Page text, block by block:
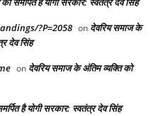
?P=2058 on देवरिय समाज के
देव सिंह
on देवरिय समाज के अंतिम व्यक्ति को
है योगी सरकार: स्वतंत्र देव सिंह